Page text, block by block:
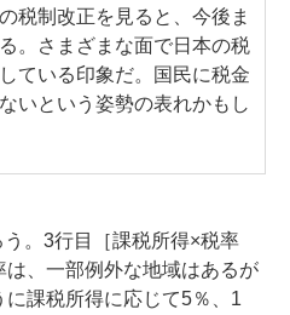
税制改正を見ると、今後ま
。さまざまな面で日本の税
ている印象だ。国民に税金
いという姿勢の表れかもし
。3行目［課税所得×税率
は、一部例外な地域はあるが
課税所得に応じて5％、1